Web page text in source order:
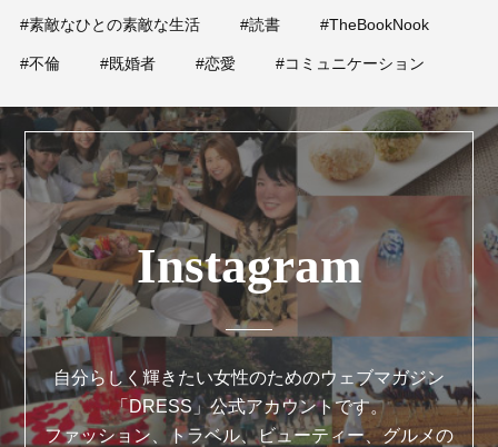
#素敵なひとの素敵な生活 #読書 #TheBookNook
#不倫 #既婚者 #恋愛 #コミュニケーション
Instagram
自分らしく輝きたい女性のためのウェブマガジン
「DRESS」公式アカウントです。
ファッション、トラベル、ビューティー、グルメの